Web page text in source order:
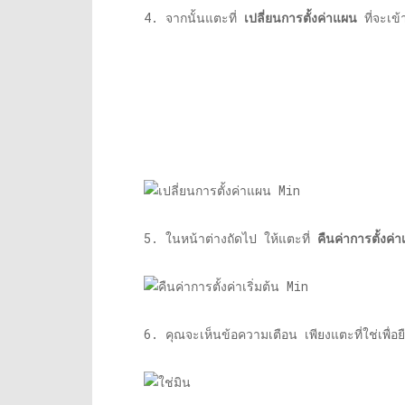
4. จากนั้นแตะที่ เปลี่ยนการตั้งค่าแผน ที่จะเข้
5. ในหน้าต่างถัดไป ให้แตะที่ คืนค่าการตั้งค่
6. คุณจะเห็นข้อความเตือน เพียงแตะที่ใช่เพื่อ